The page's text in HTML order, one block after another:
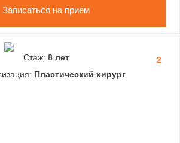
Записаться на прием
2
Стаж: 8 лет
Пластический хирург